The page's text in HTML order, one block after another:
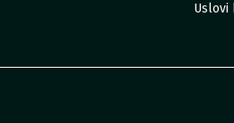
Uslovi